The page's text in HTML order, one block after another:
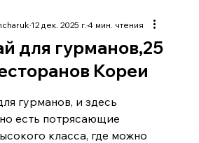
для гурманов,25
Кореи
12 дек. 2025 г.4 мин. чтения
гурманов, и здесь
есть потрясающие
класса, где можно